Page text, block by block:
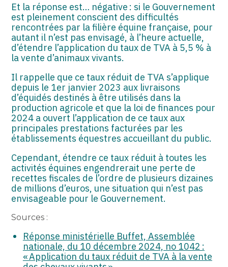
Et la réponse est… négative : si le Gouvernement
est pleinement conscient des difficultés
rencontrées par la filière équine française, pour
autant il n’est pas envisagé, à l’heure actuelle,
d’étendre l’application du taux de TVA à 5,5 % à
la vente d’animaux vivants.
Il rappelle que ce taux réduit de TVA s’applique
depuis le 1er janvier 2023 aux livraisons
d’équidés destinés à être utilisés dans la
production agricole et que la loi de finances pour
2024 a ouvert l’application de ce taux aux
principales prestations facturées par les
établissements équestres accueillant du public.
Cependant, étendre ce taux réduit à toutes les
activités équines engendrerait une perte de
recettes fiscales de l’ordre de plusieurs dizaines
de millions d’euros, une situation qui n’est pas
envisageable pour le Gouvernement.
Sources :
Réponse ministérielle Buffet, Assemblée
nationale, du 10 décembre 2024, no 1042 :
« Application du taux réduit de TVA à la vente